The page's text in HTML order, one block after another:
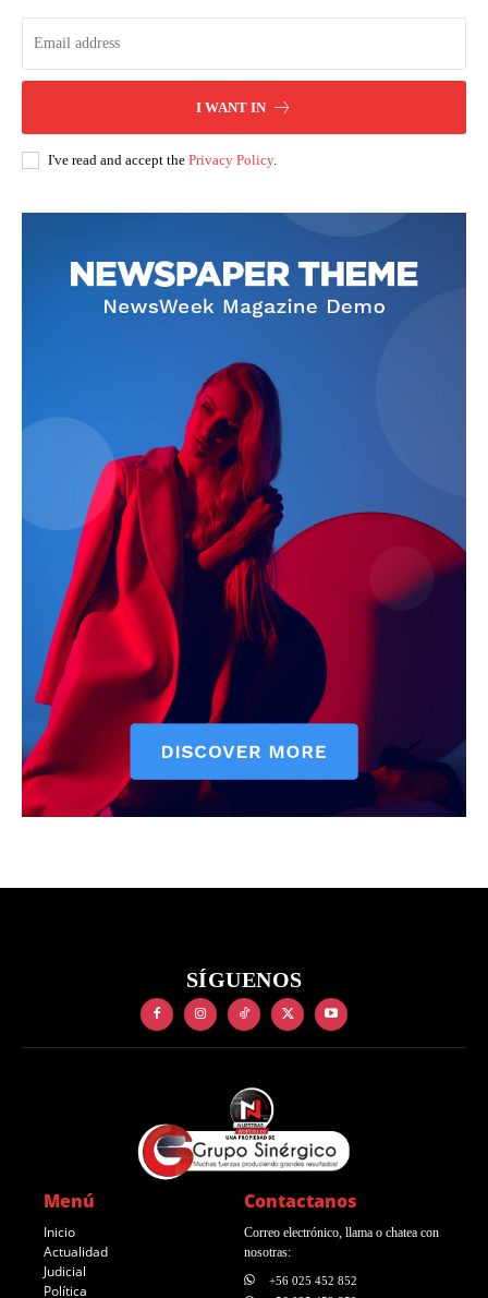
I WANT IN
I've read and accept the Privacy Policy.
SÍGUENOS
Menú
Inicio
Actualidad
Judicial
Política
Contactanos
Correo electrónico, llama o chatea con
nosotras:
+56 025 452 852